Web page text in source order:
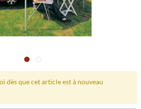
dès que cet article est à nouveau